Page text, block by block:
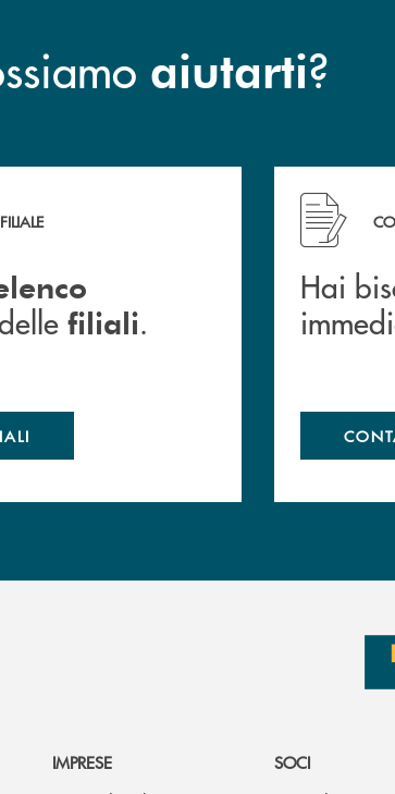
aiutarti?
delle filiali .
filiali.
Hai
Hai
IMPRESE
SOCI